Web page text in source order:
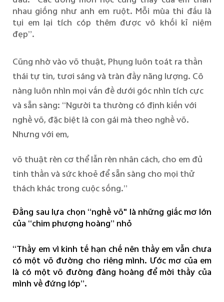
nhau giống như anh em ruột. Mỗi mùa thi đấu là
tụi em lại tích cóp thêm được vô khối kỉ niệm
đẹp”.
Cũng nhờ vào võ thuật, Phụng luôn toát ra thần
thái tự tin, tươi sáng và tràn đầy năng lượng. Cô
nàng luôn nhìn mọi vấn đề dưới góc nhìn tích cực
và sẵn sàng: “Người ta thường có định kiến với
nghề võ, đặc biệt là con gái mà theo nghề võ.
Nhưng với em,
võ thuật rèn cơ thể lẫn rèn nhân cách, cho em đủ
tinh thần và sức khoẻ để sẵn sàng cho mọi thử
thách khác trong cuộc sống.”
Đằng sau lựa chọn “nghề võ" là những giấc mơ lớn
của “chim phượng hoàng” nhỏ
“Thầy em vì kinh tế hạn chế nên thầy em vẫn chưa
có một võ đường cho riêng mình. Ước mơ của em
là có một võ đường đàng hoàng để mời thầy của
mình về đứng lớp”.